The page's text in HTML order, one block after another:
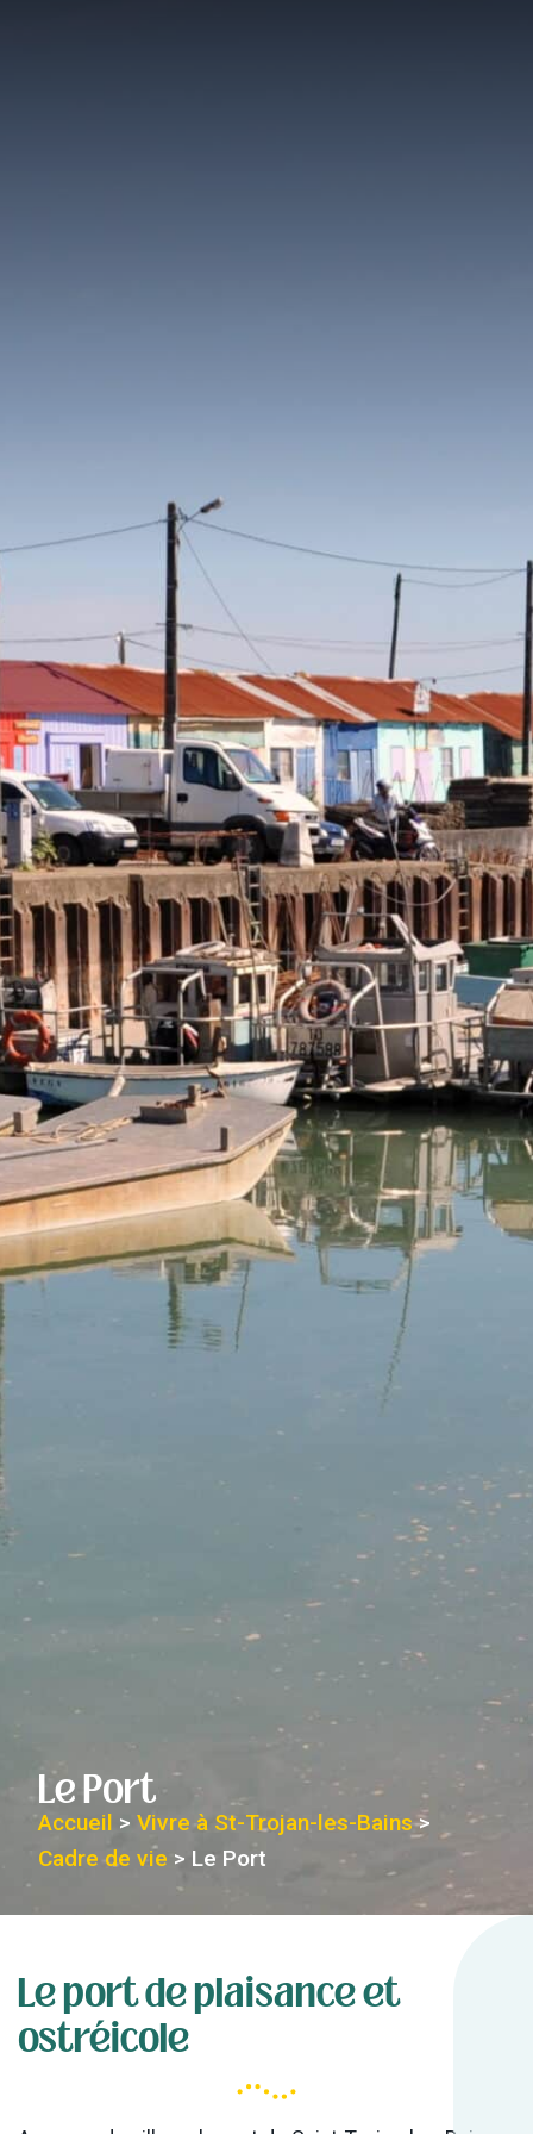
Le Port
Accueil > Vivre à St-Trojan-les-Bains>
Cadre de vie > Le Port
Le port de plaisance et
ostréicole